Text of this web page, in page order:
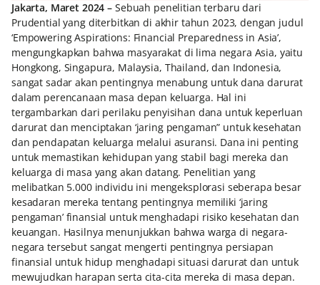
Jakarta, Maret 2024 – Sebuah penelitian terbaru dari
Prudential yang diterbitkan di akhir tahun 2023, dengan judul
‘Empowering Aspirations: Financial Preparedness in Asia’,
mengungkapkan bahwa masyarakat di lima negara Asia, yaitu
Hongkong, Singapura, Malaysia, Thailand, dan Indonesia,
sangat sadar akan pentingnya menabung untuk dana darurat
dalam perencanaan masa depan keluarga. Hal ini
tergambarkan dari perilaku penyisihan dana untuk keperluan
darurat dan menciptakan ‘jaring pengaman” untuk kesehatan
dan pendapatan keluarga melalui asuransi. Dana ini penting
untuk memastikan kehidupan yang stabil bagi mereka dan
keluarga di masa yang akan datang. Penelitian yang
melibatkan 5.000 individu ini mengeksplorasi seberapa besar
kesadaran mereka tentang pentingnya memiliki ‘jaring
pengaman’ finansial untuk menghadapi risiko kesehatan dan
keuangan. Hasilnya menunjukkan bahwa warga di negara-
negara tersebut sangat mengerti pentingnya persiapan
finansial untuk hidup menghadapi situasi darurat dan untuk
mewujudkan harapan serta cita-cita mereka di masa depan.